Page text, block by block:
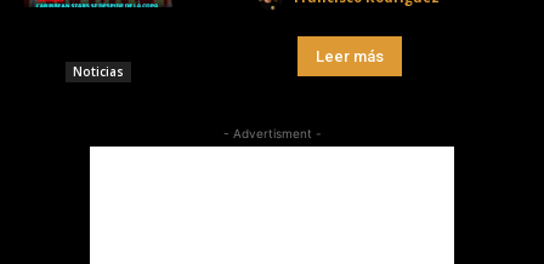
Noticias
Leer más
- Advertisment -